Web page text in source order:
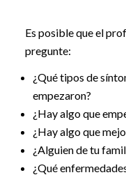
Es posible que el
pregunte:
¿Qué tipos de
empezaron?
¿Hay algo que
¿Hay algo que
¿Alguien de tu
¿Qué